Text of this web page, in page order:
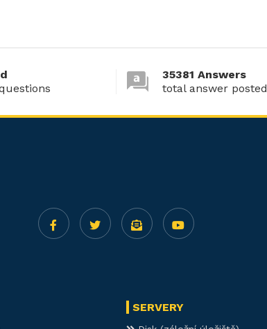
35381 Answers
total answer posted
SERVERY